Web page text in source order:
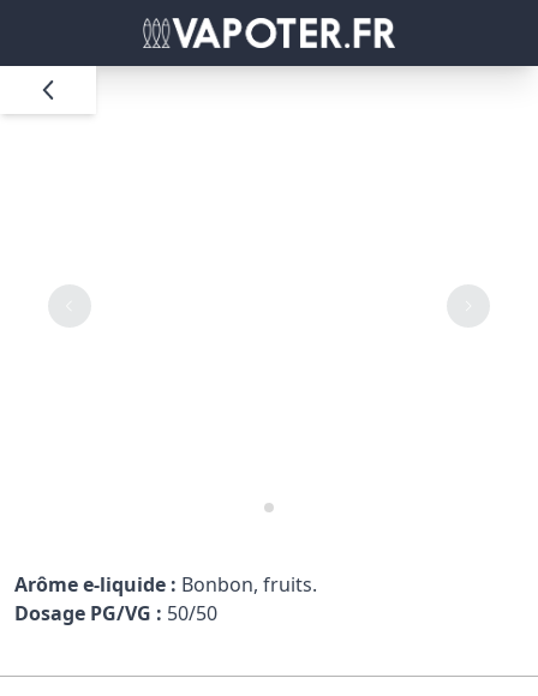
Arôme e-liquide : Bonbon, fruits.
Dosage PG/VG : 50/50